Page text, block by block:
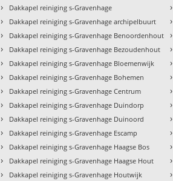
› Dakkapel reiniging s-Gravenhage
› Dakkapel reiniging s-Gravenhage archipelbuurt
› Dakkapel reiniging s-Gravenhage Benoordenhout
› Dakkapel reiniging s-Gravenhage Bezoudenhout
› Dakkapel reiniging s-Gravenhage Bloemenwijk
› Dakkapel reiniging s-Gravenhage Bohemen
› Dakkapel reiniging s-Gravenhage Centrum
› Dakkapel reiniging s-Gravenhage Duindorp
› Dakkapel reiniging s-Gravenhage Duinoord
› Dakkapel reiniging s-Gravenhage Escamp
› Dakkapel reiniging s-Gravenhage Haagse Bos
› Dakkapel reiniging s-Gravenhage Haagse Hout
› Dakkapel reiniging s-Gravenhage Houtwijk
›
›
›
›
›
›
›
›
›
›
›
›
›